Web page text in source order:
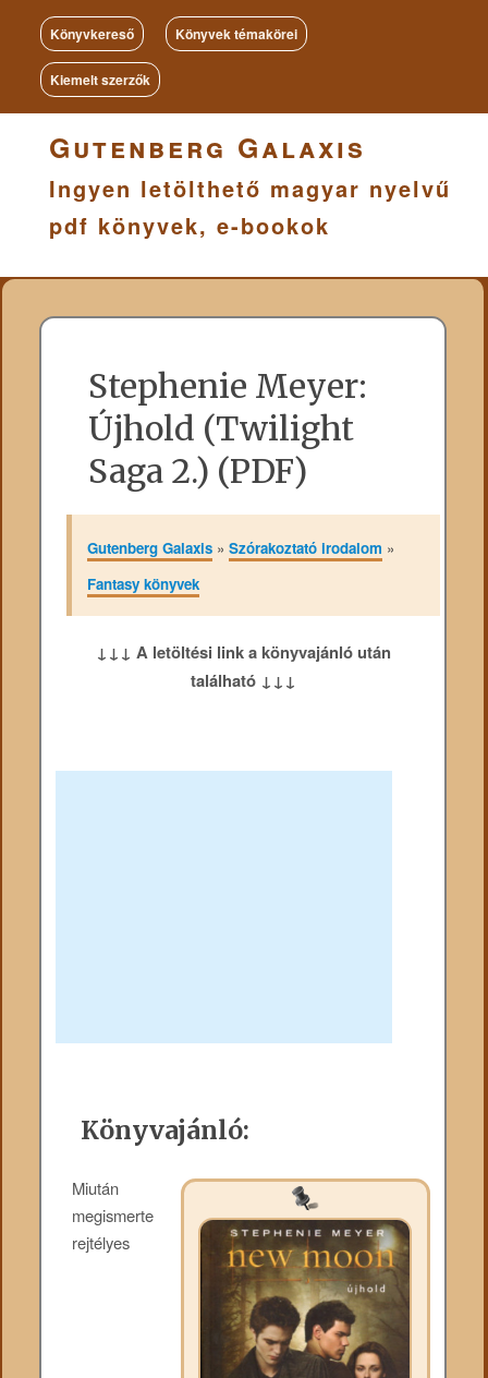
Könyvkereső Könyvek témakörei
Kiemelt szerzők
Gutenberg Galaxis
Ingyen letölthető magyar nyelvű
pdf könyvek, e-bookok
Stephenie Meyer:
Újhold (Twilight
Saga 2.) (PDF)
Gutenberg Galaxis» Szórakoztató irodalom »
Fantasy könyvek
↓↓↓ A letöltési link a könyvajánló után
található ↓↓↓
Könyvajánló:
Miután
megismerte
rejtélyes